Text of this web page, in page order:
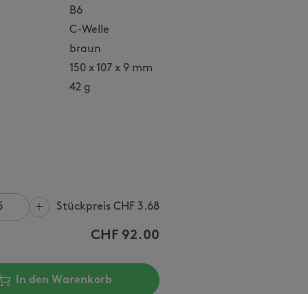
B6
C-Welle
braun
150 x 107 x 9 mm
42 g
Stückpreis CHF 3.68
CHF 92.00
In den Warenkorb